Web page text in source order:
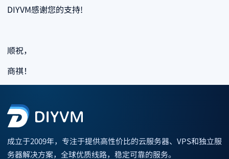
DIYVM感谢您的支持!
顺祝，
商祺！
成立于2009年，专注于提供高性价比的云服务器、VPS和独立服
务器解决方案，全球优质线路，稳定可靠的服务。